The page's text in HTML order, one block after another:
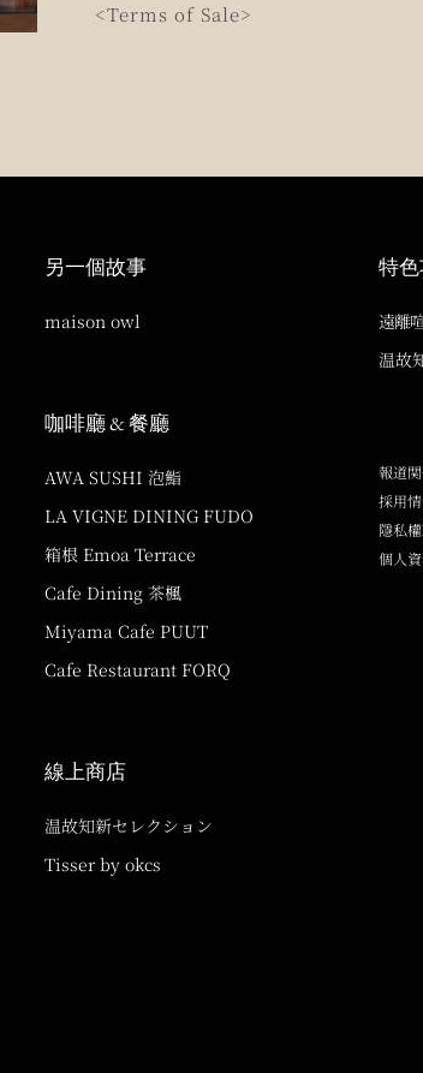
<Terms of Sale>
另一個故事
maison owl
咖啡廳 & 餐廳
AWA SUSHI 泡鮨
LA VIGNE DINING FUDO
箱根 Emoa Terrace
Cafe Dining 茶楓
Miyama Cafe PUUT
Cafe Restaurant FORQ
線上商店
温故知新セレクション
Tisser by okcs
特
遠離
温故
報道
採用
隱私
個人